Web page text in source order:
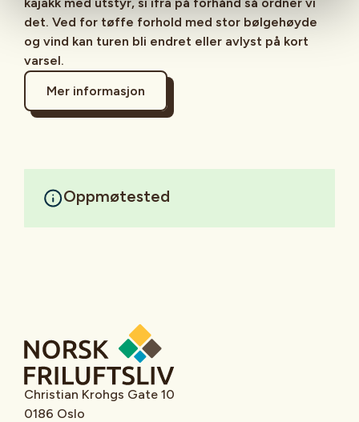
det. Ved for tøffe forhold med stor bølgehøyde
og vind kan turen bli endret eller avlyst på kort
varsel.
Mer informasjon
Oppmøtested
Christian Krohgs Gate 10
0186 Oslo